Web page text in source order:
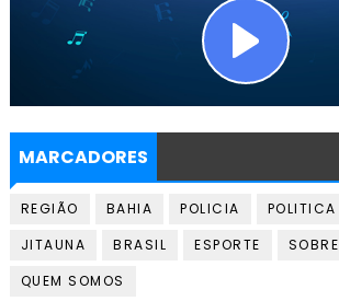
MARCADORES
REGIÃO BAHIA POLICIA POLITICA
JITAUNA
BRASIL ESPORTE
SOBRE
QUEM SOMOS